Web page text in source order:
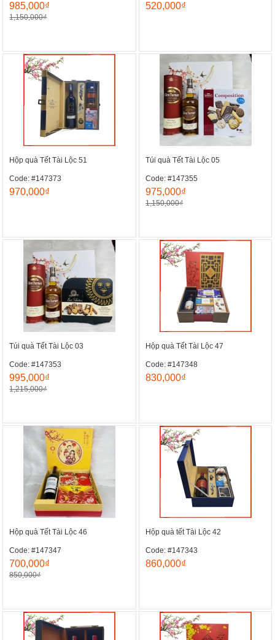
985,000₫
1,150,000₫
520,000₫
Hộp quà Tết Tài Lộc 51
Code: #147373
970,000₫
Túi quà Tết Tài Lộc 05
Code: #147355
975,000₫
1,150,000₫
Túi quà Tết Tài Lộc 03
Code: #147353
995,000₫
1,215,000₫
Hộp quà Tết Tài Lộc 47
Code: #147348
830,000₫
Hộp quà Tết Tài Lộc 46
Code: #147347
700,000₫
850,000₫
Hộp quà tết Tài Lộc 42
Code: #147343
860,000₫